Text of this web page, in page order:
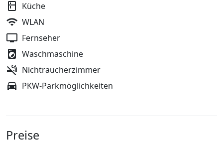
Küche
WLAN
Fernseher
Waschmaschine
Nichtraucherzimmer
PKW-Parkmöglichkeiten
Preise